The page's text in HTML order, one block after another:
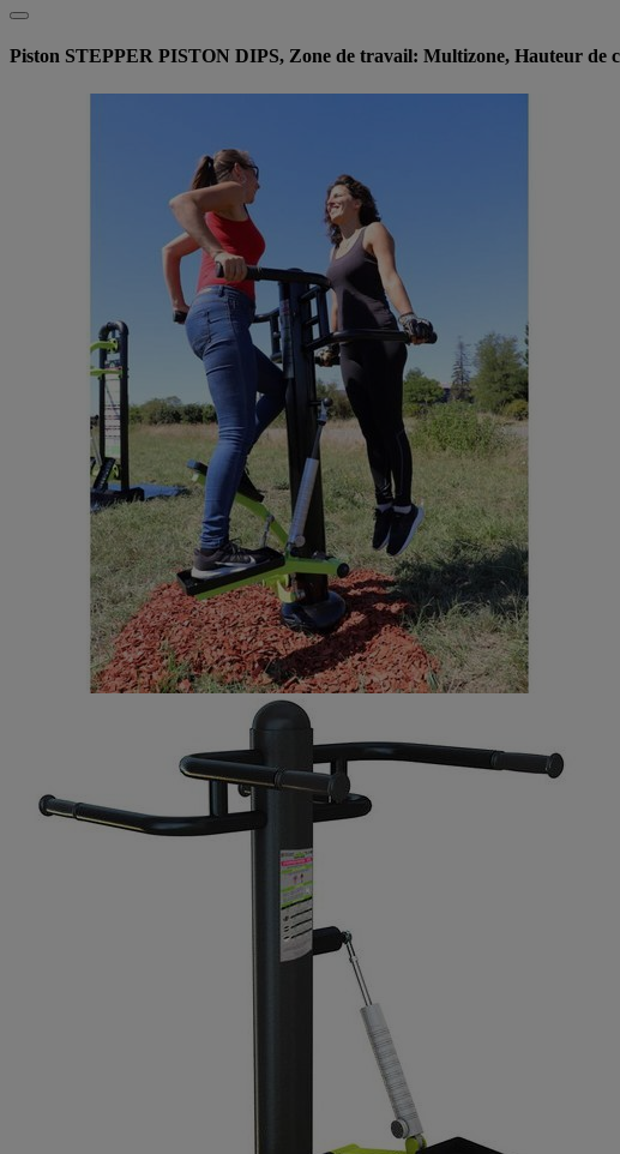
Piston STEPPER PISTON DIPS, Zone de travail: Multizone, Hauteur de